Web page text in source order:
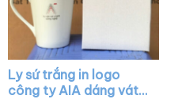
Ly sứ trắng in logo
công ty AIA dáng vát